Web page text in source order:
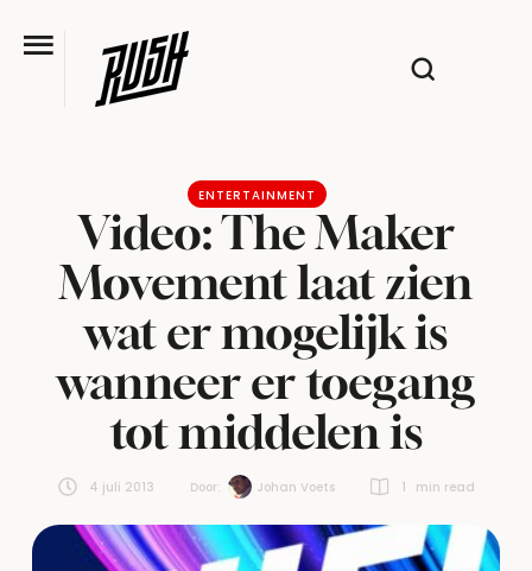
ENTERTAINMENT
Video: The Maker
Movement laat zien
wat er mogelijk is
wanneer er toegang
tot middelen is
4 juli 2013 Door: Johan Voets 1 min read